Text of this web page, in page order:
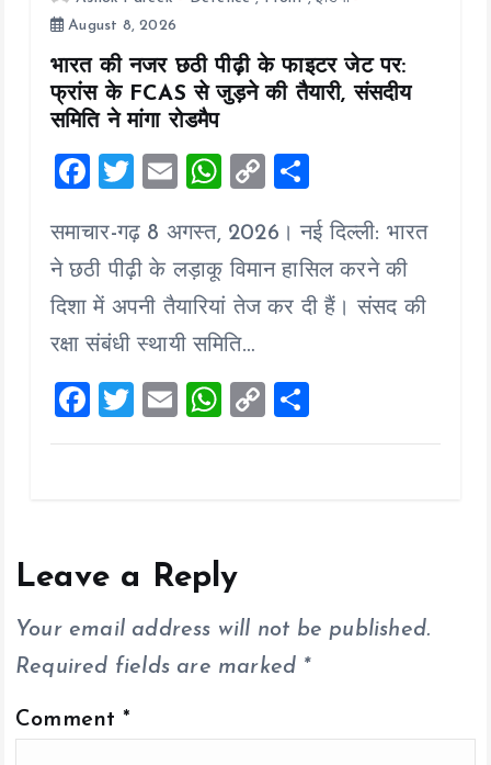
August 8, 2026
भारत की नजर छठी पीढ़ी के फाइटर जेट पर:
फ्रांस के FCAS से जुड़ने की तैयारी, संसदीय
समिति ने मांगा रोडमैप
F
ce
b
o
o
k
T
tt
er
E
ai
l
W
at
s
A
p
p
C
p
y
Li
k
a
re
समाचार-गढ़ 8 अगस्त, 2026। नई दिल्ली: भारत
ने छठी पीढ़ी के लड़ाकू विमान हासिल करने की
दिशा में अपनी तैयारियां तेज कर दी हैं। संसद की
रक्षा संबंधी स्थायी समिति…
F
a
o
T
wi
E
m
W
h
p
p
C
o
h
Leave a Reply
Your email address will not be published.
Required fields are marked *
Comment *